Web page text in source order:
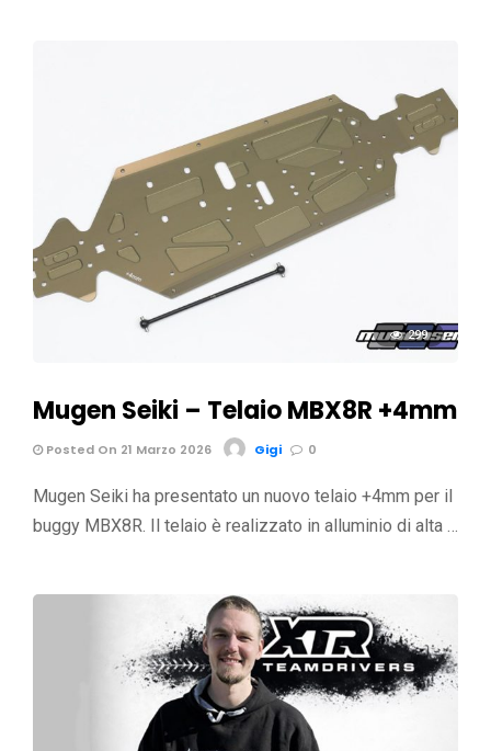
299
Mugen Seiki – Telaio MBX8R +4mm
Posted On 21 Marzo 2026 Gigi 0
Mugen Seiki ha presentato un nuovo telaio +4mm per il
buggy MBX8R. Il telaio è realizzato in alluminio di alta …